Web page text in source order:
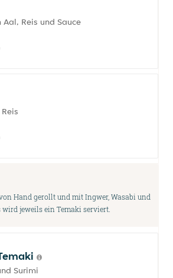
Reis und Sauce
Hand gerollt und mit Ingwer, Wasabi und
wird jeweils ein Temaki serviert.
Surimi